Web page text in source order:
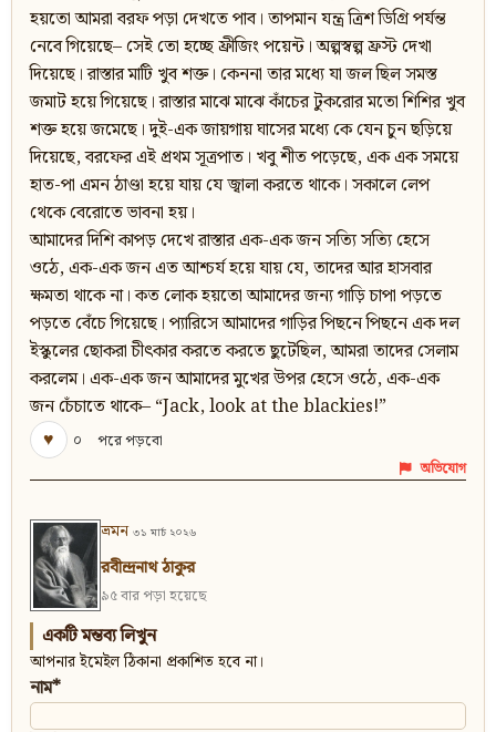
হয়তো আমরা বরফ পড়া দেখতে পাব। তাপমান যন্ত্র ত্রিশ ডিগ্রি পর্যন্ত
নেবে গিয়েছে– সেই তো হচ্ছে ফ্রীজিং পয়েন্ট। অল্পস্বল্প ফ্রস্ট দেখা
দিয়েছে। রাস্তার মাটি খুব শক্ত। কেননা তার মধ্যে যা জল ছিল সমস্ত
জমাট হয়ে গিয়েছে। রাস্তার মাঝে মাঝে কাঁচের টুকরোর মতো শিশির খুব
শক্ত হয়ে জমেছে। দুই-এক জায়গায় ঘাসের মধ্যে কে যেন চুন ছড়িয়ে
দিয়েছে, বরফের এই প্রথম সূত্রপাত। খবু শীত পড়েছে, এক এক সময়ে
হাত-পা এমন ঠাণ্ডা হয়ে যায় যে জ্বালা করতে থাকে। সকালে লেপ
থেকে বেরোতে ভাবনা হয়।
আমাদের দিশি কাপড় দেখে রাস্তার এক-এক জন সত্যি সত্যি হেসে
ওঠে, এক-এক জন এত আশ্চর্য হয়ে যায় যে, তাদের আর হাসবার
ক্ষমতা থাকে না। কত লোক হয়তো আমাদের জন্য গাড়ি চাপা পড়তে
পড়তে বেঁচে গিয়েছে। প্যারিসে আমাদের গাড়ির পিছনে পিছনে এক দল
ইস্কুলের ছোকরা চীৎকার করতে করতে ছুটেছিল, আমরা তাদের সেলাম
করলেম। এক-এক জন আমাদের মুখের উপর হেসে ওঠে, এক-এক
জন চেঁচাতে থাকে– “Jack, look at the blackies!”
♥
০ পরে পড়বো
অভিযোগ
ভ্রমন ৩১ মার্চ ২০২৬
রবীন্দ্রনাথ ঠাকুর
৯৫ বার পড়া হয়েছে
একটি মন্তব্য লিখুন
আপনার ইমেইল ঠিকানা প্রকাশিত হবে না।
নাম*